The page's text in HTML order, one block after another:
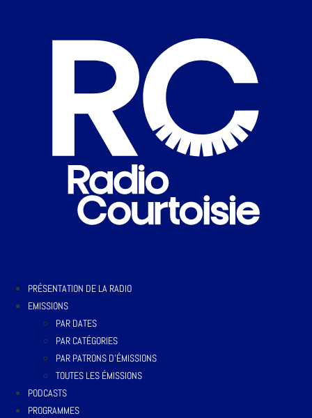
PRÉSENTATION DE LA RADIO
EMISSIONS
PAR DATES
PAR CATÉGORIES
PAR PATRONS D’ÉMISSIONS
TOUTES LES ÉMISSIONS
PODCASTS
PROGRAMMES